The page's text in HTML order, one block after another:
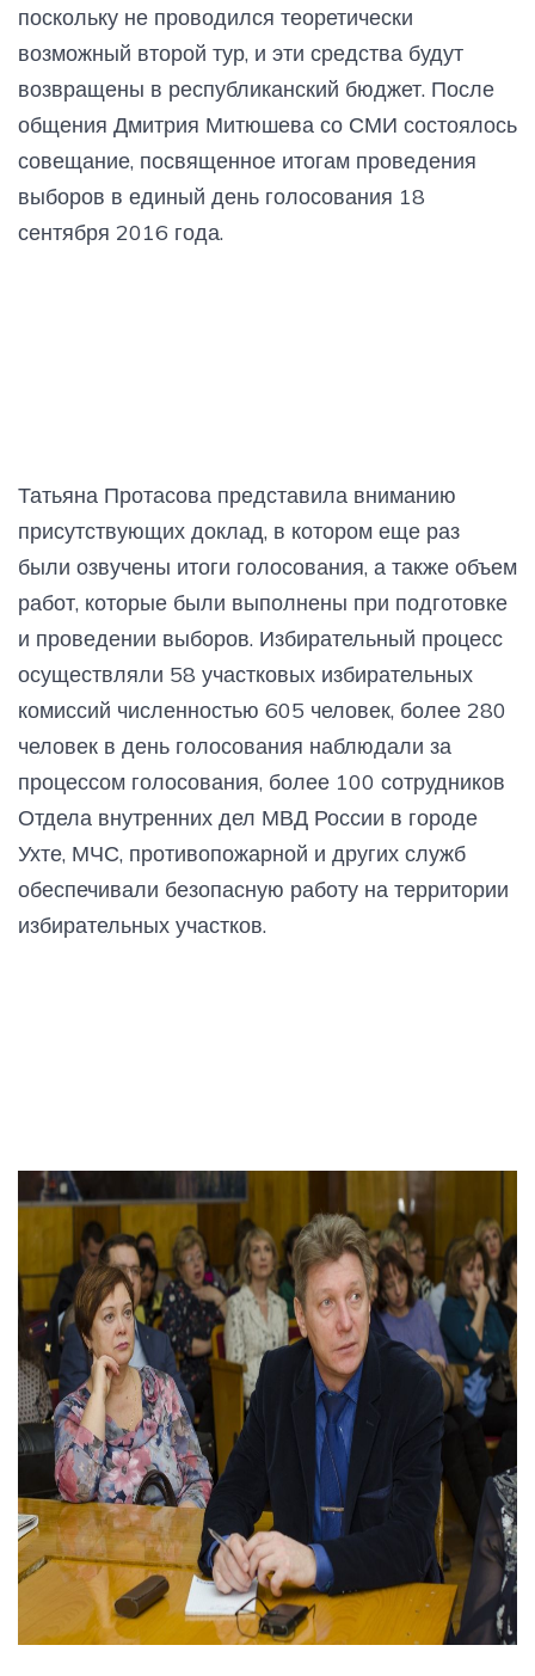
поскольку не проводился теоретически
возможный второй тур, и эти средства будут
возвращены в республиканский бюджет. После
общения Дмитрия Митюшева со СМИ состоялось
совещание, посвященное итогам проведения
выборов в единый день голосования 18
сентября 2016 года.
Татьяна Протасова представила вниманию
присутствующих доклад, в котором еще раз
были озвучены итоги голосования, а также объем
работ, которые были выполнены при подготовке
и проведении выборов. Избирательный процесс
осуществляли 58 участковых избирательных
комиссий численностью 605 человек, более 280
человек в день голосования наблюдали за
процессом голосования, более 100 сотрудников
Отдела внутренних дел МВД России в городе
Ухте, МЧС, противопожарной и других служб
обеспечивали безопасную работу на территории
избирательных участков.